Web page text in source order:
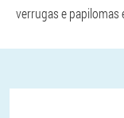
verrugas e papilomas